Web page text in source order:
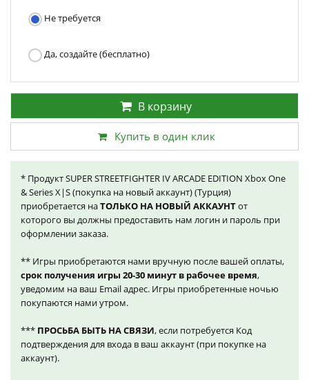
Не требуется
Да, создайте (бесплатно)
В корзину
Купить в один клик
* Продукт SUPER STREETFIGHTER IV ARCADE EDITION Xbox One
& Series X|S (покупка на новый аккаунт) (Турция)
приобретается наТОЛЬКО НА НОВЫЙ АККАУНТот
которого вы должны предоставить нам логин и пароль при
оформлении заказа.
** Игры приобретаются нами вручную после вашей оплаты,
срок получения игры 20-30 минут в рабочее время,
уведомим на ваш Email адрес. Игры приобретенные ночью
покупаются нами утром.
*** ПРОСЬБА БЫТЬ НА СВЯЗИ, если потребуется Код
подтверждения для входа в ваш аккаунт (при покупке на
аккаунт).